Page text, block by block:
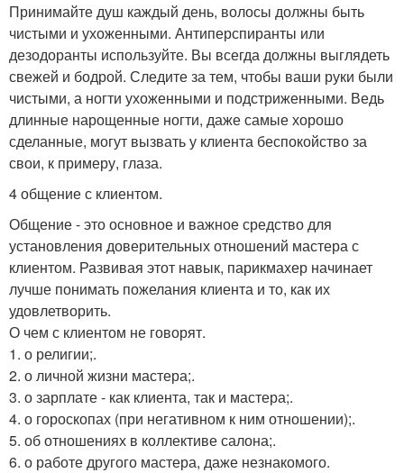
Принимайте душ каждый день, волосы должны быть
чистыми и ухоженными. Антиперспиранты или
дезодоранты используйте. Вы всегда должны выглядеть
свежей и бодрой. Следите за тем, чтобы ваши руки были
чистыми, а ногти ухоженными и подстриженными. Ведь
длинные нарощенные ногти, даже самые хорошо
сделанные, могут вызвать у клиента беспокойство за
свои, к примеру, глаза.
4 общение с клиентом.
Общение - это основное и важное средство для
установления доверительных отношений мастера с
клиентом. Развивая этот навык, парикмахер начинает
лучше понимать пожелания клиента и то, как их
удовлетворить.
О чем с клиентом не говорят.
1. о религии;.
2. о личной жизни мастера;.
3. о зарплате - как клиента, так и мастера;.
4. о гороскопах (при негативном к ним отношении);.
5. об отношениях в коллективе салона;.
6. о работе другого мастера, даже незнакомого.